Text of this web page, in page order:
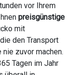
vor Ihrem
preisgünstige
mit
den Transport
zuvor machen.
Tagen im Jahr